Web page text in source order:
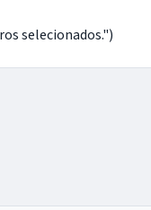
selecionados.")